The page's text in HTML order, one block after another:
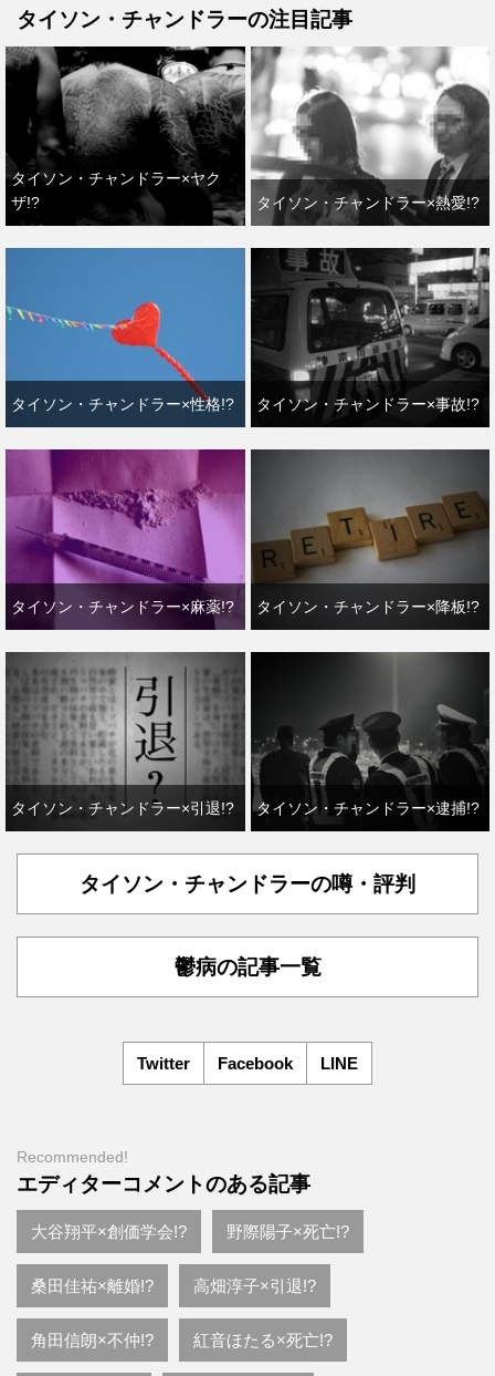
タイソン・チャンドラーの注目記事
タイソン・チャンドラー×ヤク
ザ!?
タイソン・チャンドラー×熱愛!?
タイソン・チャンドラー×性格!? タイソン・チャンドラー×事故!?
タイソン・チャンドラー×麻薬!? タイソン・チャンドラー×降板!?
タイソン・チャンドラー×引退!? タイソン・チャンドラー×逮捕!?
タイソン・チャンドラーの噂・評判
鬱病の記事一覧
Twitter Facebook LINE
Recommended!
エディターコメントのある記事
大谷翔平×創価学会!? 野際陽子×死亡!?
桑田佳祐×離婚!? 高畑淳子×引退!?
角田信朗×不仲!? 紅音ほたる×死亡!?